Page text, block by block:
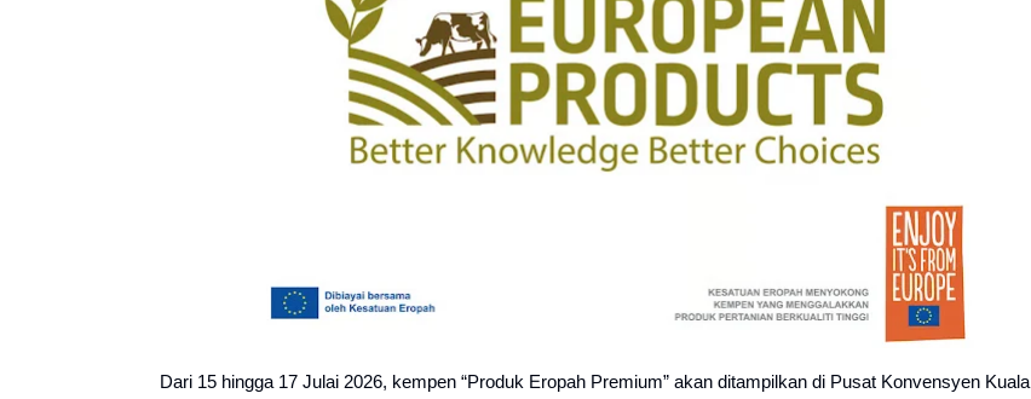
Dari 15 hingga 17 Julai 2026, kempen “Produk Eropah Premium” akan ditampilkan di Pusat Konvensyen Kuala